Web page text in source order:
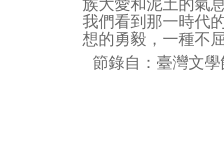
族大愛和泥土的氣
我們看到那一時代
想的勇毅，一種不
節錄自：臺灣文